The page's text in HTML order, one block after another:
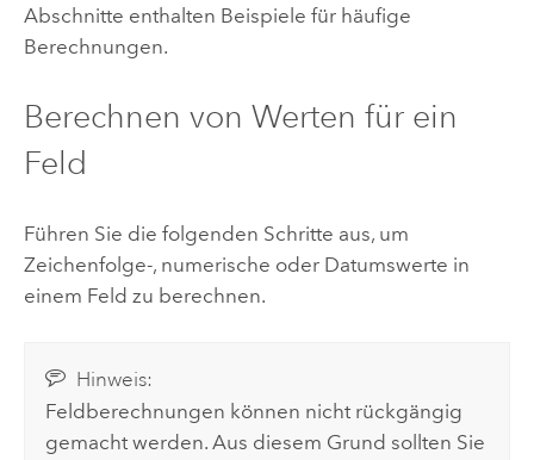
Abschnitte enthalten Beispiele für häufige
Berechnungen.
Berechnen von Werten für ein
Feld
Führen Sie die folgenden Schritte aus, um
Zeichenfolge-, numerische oder Datumswerte in
einem Feld zu berechnen.
Hinweis:
Feldberechnungen können nicht rückgängig
gemacht werden. Aus diesem Grund sollten Sie